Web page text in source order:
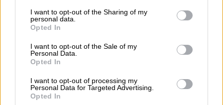
I want to opt-out of the Sharing of my
personal data.
Opted In
I want to opt-out of the Sale of my
Personal Data.
Opted In
I want to opt-out of processing my
Personal Data for Targeted Advertising.
Opted In
NOTICIAS MAS VISTAS